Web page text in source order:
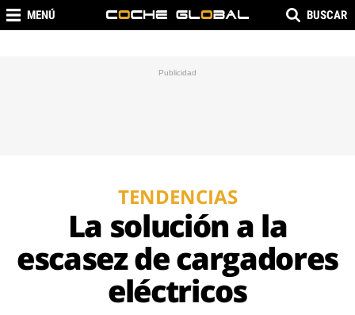
MENÚ BUSCAR
TENDENCIAS
La solución a la
escasez de cargadores
eléctricos